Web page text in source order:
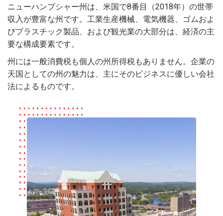
ニューハンプシャー州は、米国で8番目（2018年）の世帯
収入が豊富な州です。工業生産機械、電気機器、ゴムおよ
びプラスチック製品、および観光業の大部分は、経済の主
要な構成要素です。
州には一般消費税も個人の州所得税もありません。企業の
天国としての州の魅力は、主にそのビジネスに優しい会社
法によるものです。